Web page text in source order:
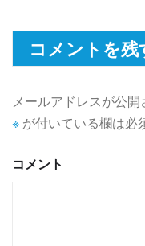
コメントを残
メールアドレスが公開
※ が付いている欄は必
コメント